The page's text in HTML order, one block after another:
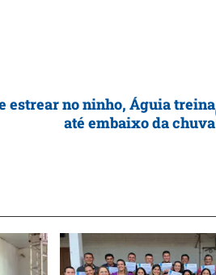
estrear no ninho, Águia treina
até embaixo da chuva